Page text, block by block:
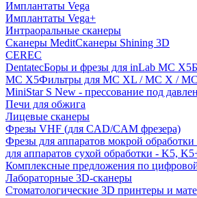
Имплантаты Vega
Имплантаты Vega+
Интраоральные сканеры
Сканеры MeditСканеры Shining 3D
CEREC
DentatecБоры и фрезы для inLab MC X5
MC X5Фильтры для MC XL / MC X /
MiniStar S New - прессование под
Печи для обжига
Лицевые сканеры
Фрезы VHF (для CAD/CAM фрезера)
Фрезы для аппаратов мокрой
для аппаратов сухой обработки - K5,
Комплексные предложения по
Лабораторные 3D-сканеры
Стоматологические 3D принтеры и